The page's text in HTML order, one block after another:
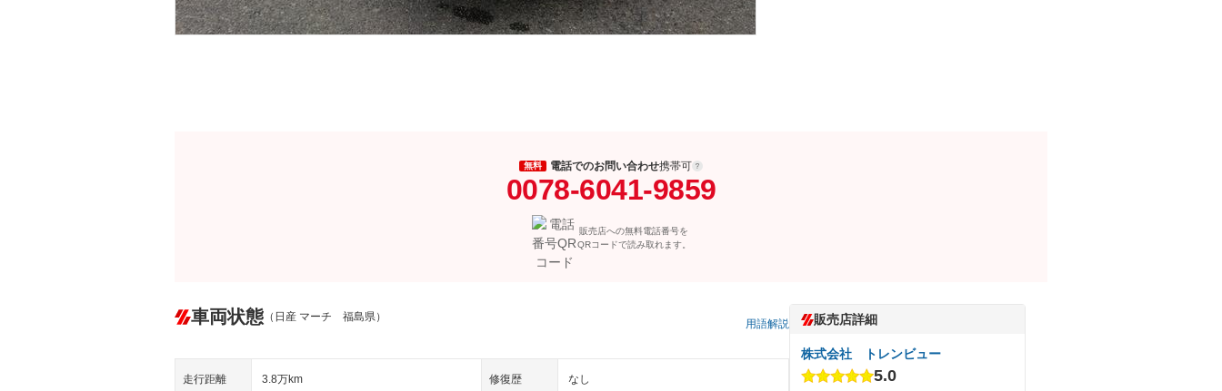
無料 電話でのお問い合わせ携帯可
0078-6041-9859
販売店への無料電話番号を
QRコードで読み取れます。
車両状態 （日産 マーチ 福島県）
用語解説
走行距離 3.8万km 修復歴 なし
販売店詳細
株式会社 トレンビュー
5.0